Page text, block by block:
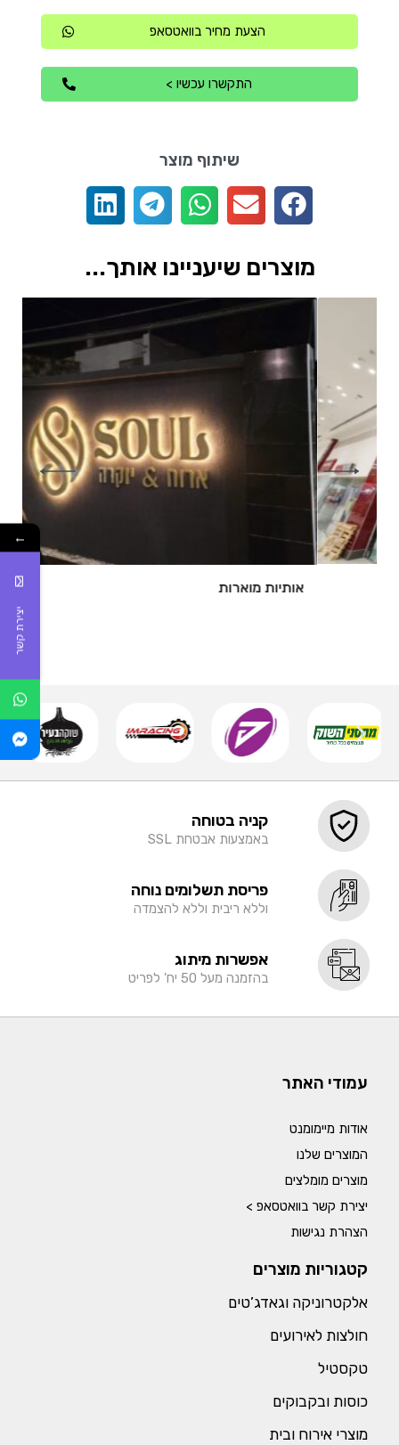
הצעת מחיר בוואטסאפ
התקשרו עכשיו >
שיתוף מוצר
מוצרים שיעניינו אותך...
אותיות מוארות
קניה בטוחה
באמצעות אבטחת SSL
פריסת תשלומים נוחה
וללא ריבית וללא להצמדה
אפשרות מיתוג
בהזמנה מעל 50 יח' לפריט
עמודי האתר
אודות מיימומנט
המוצרים שלנו
מוצרים מומלצים
יצירת קשר בוואטסאפ >
הצהרת נגישות
קטגוריות מוצרים
אלקטרוניקה וגאדג’טים
חולצות לאירועים
טקסטיל
כוסות ובקבוקים
מוצרי אירוח ובית
←
יצירת קשר